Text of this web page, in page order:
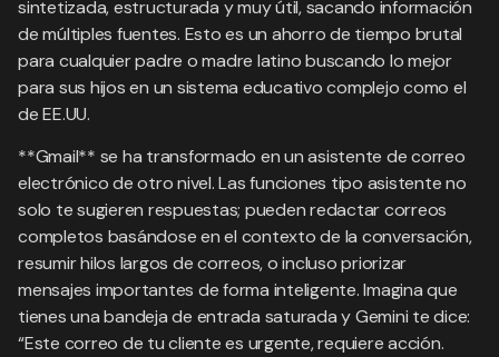
sintetizada, estructurada y muy útil, sacando información
de múltiples fuentes. Esto es un ahorro de tiempo brutal
para cualquier padre o madre latino buscando lo mejor
para sus hijos en un sistema educativo complejo como el
de EE.UU.
**Gmail** se ha transformado en un asistente de correo
electrónico de otro nivel. Las funciones tipo asistente no
solo te sugieren respuestas; pueden redactar correos
completos basándose en el contexto de la conversación,
resumir hilos largos de correos, o incluso priorizar
mensajes importantes de forma inteligente. Imagina que
tienes una bandeja de entrada saturada y Gemini te dice:
“Este correo de tu cliente es urgente, requiere acción.